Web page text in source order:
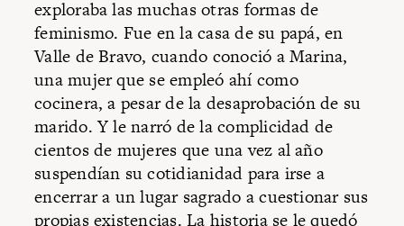
exploraba las muchas otras formas de
feminismo. Fue en la casa de su papá, en
Valle de Bravo, cuando conoció a Marina,
una mujer que se empleó ahí como
cocinera, a pesar de la desaprobación de su
marido. Y le narró de la complicidad de
cientos de mujeres que una vez al año
suspendían su cotidianidad para irse a
encerrar a un lugar sagrado a cuestionar sus
propias existencias. La historia se le quedó